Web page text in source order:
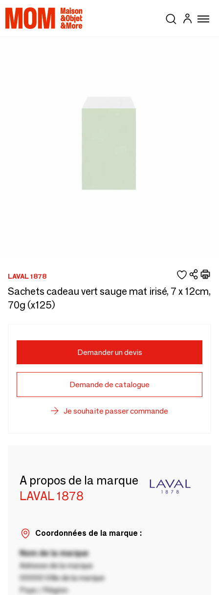
LAVAL 1878
Sachets cadeau vert sauge mat irisé, 7 x 12cm,
70g (x125)
Demander un devis
Demande de catalogue
Je souhaite passer commande
A propos de la marque
LAVAL 1878
Coordonnées de la marque :
Nom de la marque
Adresse de la marque
00000 Ville de la marque
Pays / Région